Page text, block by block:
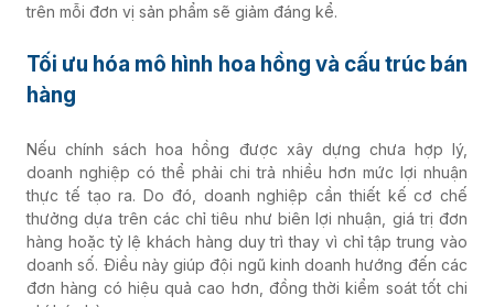
trên mỗi đơn vị sản phẩm sẽ giảm đáng kể.
Tối ưu hóa mô hình hoa hồng và cấu trúc bán
hàng
Nếu chính sách hoa hồng được xây dựng chưa hợp lý,
doanh nghiệp có thể phải chi trả nhiều hơn mức lợi nhuận
thực tế tạo ra. Do đó, doanh nghiệp cần thiết kế cơ chế
thưởng dựa trên các chỉ tiêu như biên lợi nhuận, giá trị đơn
hàng hoặc tỷ lệ khách hàng duy trì thay vì chỉ tập trung vào
doanh số. Điều này giúp đội ngũ kinh doanh hướng đến các
đơn hàng có hiệu quả cao hơn, đồng thời kiểm soát tốt chi